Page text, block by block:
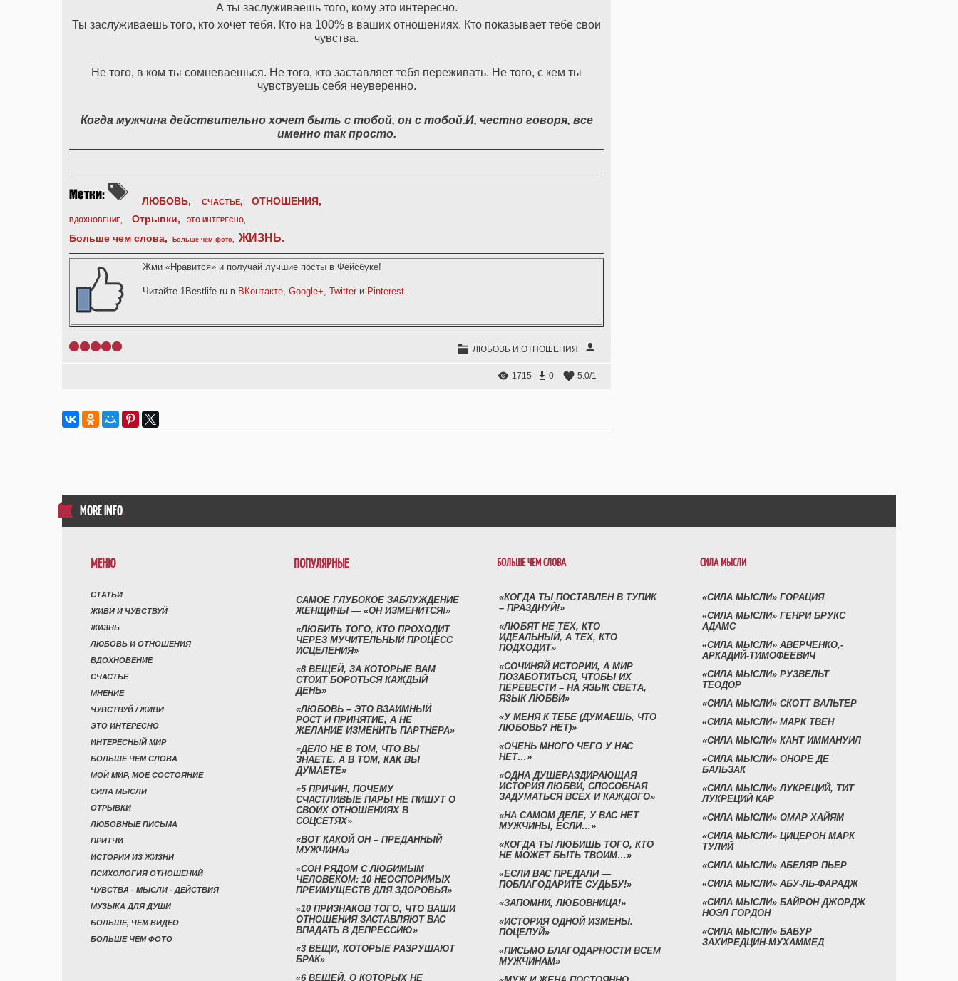
А ты заслуживаешь того, кому это интересно.
Ты заслуживаешь того, кто хочет тебя. Кто на 100% в ваших отношениях. Кто показывает тебе свои
чувства.
Не того, в ком ты сомневаешься. Не того, кто заставляет тебя переживать. Не того, с кем ты
чувствуешь себя неуверенно.
Когда мужчина действительно хочет быть с тобой, он с тобой.И, честно говоря, все
именно так просто.
ЛЮБОВЬ, СЧАСТЬЕ, ОТНОШЕНИЯ,
ВДОХНОВЕНИЕ, Отрывки, ЭТО ИНТЕРЕСНО,
Больше чем слова, Больше чем фото, ЖИЗНЬ.
Жми «Нравится» и получай лучшие посты в Фейсбуке!
Читайте 1Bestlife.ru в ВКонтакте, Google+, Twitter и Pinterest.
1 2 3 4 ЛЮБОВЬ И ОТНОШЕНИЯ
1715 0 5.0/1
MORE INFO.
МЕНЮ
СТАТЬИ
ЖИВИ И ЧУВСТВУЙ
ЖИЗНЬ
ЛЮБОВЬ И ОТНОШЕНИЯ
ВДОХНОВЕНИЕ
СЧАСТЬЕ
МНЕНИЕ
ЧУВСТВУЙ / ЖИВИ
ЭТО ИНТЕРЕСНО
ИНТЕРЕСНЫЙ МИР
БОЛЬШЕ ЧЕМ СЛОВА
МОЙ МИР, МОЁ СОСТОЯНИЕ
СИЛА МЫСЛИ
ОТРЫВКИ
ЛЮБОВНЫЕ ПИСЬМА
ПРИТЧИ
ИСТОРИИ ИЗ ЖИЗНИ
ПСИХОЛОГИЯ ОТНОШЕНИЙ
ЧУВСТВА - МЫСЛИ - ДЕЙСТВИЯ
МУЗЫКА ДЛЯ ДУШИ
БОЛЬШЕ, ЧЕМ ВИДЕО
БОЛЬШЕ ЧЕМ ФОТО
ПОПУЛЯРНЫЕ
САМОЕ ГЛУБОКОЕ ЗАБЛУЖДЕНИЕ
ЖЕНЩИНЫ — «ОН ИЗМЕНИТСЯ!»
«ЛЮБИТЬ ТОГО, КТО ПРОХОДИТ
ЧЕРЕЗ МУЧИТЕЛЬНЫЙ ПРОЦЕСС
ИСЦЕЛЕНИЯ»
«8 ВЕЩЕЙ, ЗА КОТОРЫЕ ВАМ
СТОИТ БОРОТЬСЯ КАЖДЫЙ
ДЕНЬ»
«ЛЮБОВЬ – ЭТО ВЗАИМНЫЙ
РОСТ И ПРИНЯТИЕ, А НЕ
ЖЕЛАНИЕ ИЗМЕНИТЬ ПАРТНЕРА»
«ДЕЛО НЕ В ТОМ, ЧТО ВЫ
ЗНАЕТЕ, А В ТОМ, КАК ВЫ
ДУМАЕТЕ»
«5 ПРИЧИН, ПОЧЕМУ
СЧАСТЛИВЫЕ ПАРЫ НЕ ПИШУТ О
СВОИХ ОТНОШЕНИЯХ В
СОЦСЕТЯХ»
«ВОТ КАКОЙ ОН – ПРЕДАННЫЙ
МУЖЧИНА»
«СОН РЯДОМ С ЛЮБИМЫМ
ЧЕЛОВЕКОМ: 10 НЕОСПОРИМЫХ
ПРЕИМУЩЕСТВ ДЛЯ ЗДОРОВЬЯ»
«10 ПРИЗНАКОВ ТОГО, ЧТО ВАШИ
ОТНОШЕНИЯ ЗАСТАВЛЯЮТ ВАС
ВПАДАТЬ В ДЕПРЕССИЮ»
«3 ВЕЩИ, КОТОРЫЕ РАЗРУШАЮТ
БРАК»
«6 ВЕЩЕЙ, О КОТОРЫХ НЕ
БОЛЬШЕ ЧЕМ СЛОВА
«КОГДА ТЫ ПОСТАВЛЕН В ТУПИК
– ПРАЗДНУЙ!»
«ЛЮБЯТ НЕ ТЕХ, КТО
ИДЕАЛЬНЫЙ, А ТЕХ, КТО
ПОДХОДИТ»
«СОЧИНЯЙ ИСТОРИИ, А МИР
ПОЗАБОТИТЬСЯ, ЧТОБЫ ИХ
ПЕРЕВЕСТИ – НА ЯЗЫК СВЕТА,
ЯЗЫК ЛЮБВИ»
«У МЕНЯ К ТЕБЕ (ДУМАЕШЬ, ЧТО
ЛЮБОВЬ? НЕТ)»
«ОЧЕНЬ МНОГО ЧЕГО У НАС
НЕТ…»
«ОДНА ДУШЕРАЗДИРАЮЩАЯ
ИСТОРИЯ ЛЮБВИ, СПОСОБНАЯ
ЗАДУМАТЬСЯ ВСЕХ И КАЖДОГО»
«НА САМОМ ДЕЛЕ, У ВАС НЕТ
МУЖЧИНЫ, ЕСЛИ…»
«КОГДА ТЫ ЛЮБИШЬ ТОГО, КТО
НЕ МОЖЕТ БЫТЬ ТВОИМ…»
«ЕСЛИ ВАС ПРЕДАЛИ —
ПОБЛАГОДАРИТЕ СУДЬБУ!»
«ЗАПОМНИ, ЛЮБОВНИЦА!»
«ИСТОРИЯ ОДНОЙ ИЗМЕНЫ.
ПОЦЕЛУЙ»
«ПИСЬМО БЛАГОДАРНОСТИ ВСЕМ
МУЖЧИНАМ»
СИЛА МЫСЛИ
«СИЛА МЫСЛИ» ГОРАЦИЯ
«СИЛА МЫСЛИ» ГЕНРИ БРУКС
АДАМС
«СИЛА МЫСЛИ» АВЕРЧЕНКО,-
АРКАДИЙ-ТИМОФЕЕВИЧ
«СИЛА МЫСЛИ» РУЗВЕЛЬТ
ТЕОДОР
«СИЛА МЫСЛИ» СКОТТ ВАЛЬТЕР
«СИЛА МЫСЛИ» МАРК ТВЕН
«СИЛА МЫСЛИ» КАНТ ИММАНУИЛ
«СИЛА МЫСЛИ» ОНОРЕ ДЕ
БАЛЬЗАК
«СИЛА МЫСЛИ» ЛУКРЕЦИЙ, ТИТ
ЛУКРЕЦИЙ КАР
«СИЛА МЫСЛИ» ОМАР ХАЙЯМ
«СИЛА МЫСЛИ» ЦИЦЕРОН МАРК
ТУЛИЙ
«СИЛА МЫСЛИ» АБЕЛЯР ПЬЕР
«СИЛА МЫСЛИ» АБУ-ЛЬ-ФАРАДЖ
«СИЛА МЫСЛИ» БАЙРОН ДЖОРДЖ
НОЭЛ ГОРДОН
«СИЛА МЫСЛИ» БАБУР
ЗАХИРЕДЦИН-МУХАММЕД